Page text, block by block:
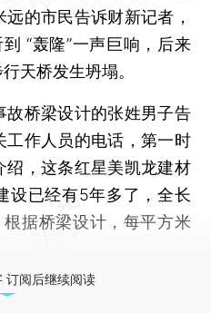
的市民告诉财新记者，
“轰隆”一声巨响，后来
天桥发生坍塌。
桥梁设计的张姓男子告
作人员的电话，第一时
绍，这条红星美凯龙建材
设已经有5年多了，全长
据桥梁设计，每平方米
订阅后继续阅读